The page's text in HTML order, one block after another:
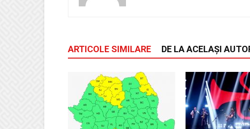
ARTICOLE SIMILARE DE LA ACELAȘI